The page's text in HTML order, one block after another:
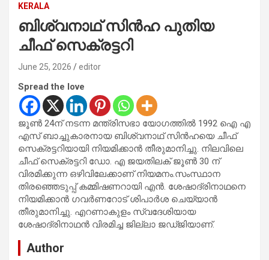
KERALA
ബിശ്വനാഥ് സിൻഹ പുതിയ
ചീഫ് സെക്രട്ടറി
June 25, 2026 editor
Spread the love
ജൂൺ 24ന് നടന്ന മന്ത്രിസഭാ യോഗത്തിൽ 1992 ഐ എ
എസ് ബാച്ചുകാരനായ ബിശ്വനാഥ് സിൻഹയെ ചീഫ്
സെക്രട്ടറിയായി നിയമിക്കാൻ തീരുമാനിച്ചു. നിലവിലെ
ചീഫ് സെക്രട്ടറി ഡോ. എ ജയതിലക് ജൂൺ 30 ന്
വിരമിക്കുന്ന ഒഴിവിലേക്കാണ് നിയമനം.സംസ്ഥാന
തിരഞ്ഞെടുപ്പ് കമ്മിഷണറായി എൻ. ശേഷാദ്രിനാഥനെ
നിയമിക്കാൻ ഗവർണറോട് ശിപാർശ ചെയ്യാൻ
തീരുമാനിച്ചു. എറണാകുളം സ്വദേശിയായ
ശേഷാദ്രിനാഥൻ വിരമിച്ച ജില്ലാ ജഡ്ജിയാണ്.
Author